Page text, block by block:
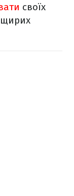
своїх
щирих